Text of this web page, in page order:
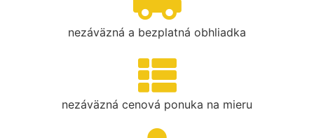
nezáväzná a bezplatná obhliadka
nezáväzná cenová ponuka na mieru